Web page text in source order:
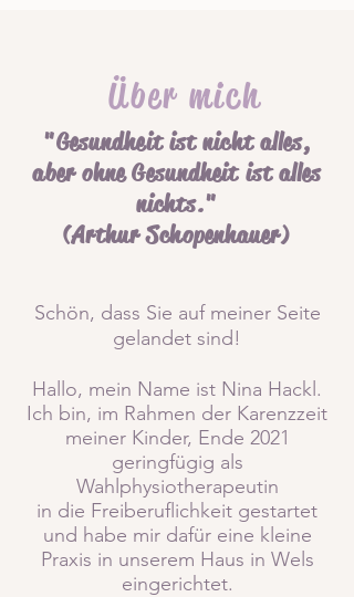
Über mich
"Gesundheit ist nicht alles,
aber ohne Gesundheit ist alles
nichts."
(Arthur Schopenhauer)
Schön, dass Sie auf meiner Seite
gelandet sind!
Hallo, mein Name ist Nina Hackl.
Ich bin, im Rahmen der Karenzzeit
meiner Kinder, Ende 2021
geringfügig als
Wahlphysiotherapeutin
in die Freiberuflichkeit gestartet
und habe mir dafür eine kleine
Praxis in unserem Haus in Wels
eingerichtet.